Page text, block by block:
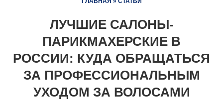
ЛУЧШИЕ САЛОНЫ-
ПАРИКМАХЕРСКИЕ В
РОССИИ: КУДА ОБРАЩАТЬСЯ
ЗА ПРОФЕССИОНАЛЬНЫМ
УХОДОМ ЗА ВОЛОСАМИ